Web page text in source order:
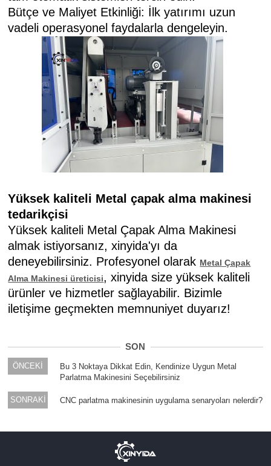
Bütçe ve Maliyet Etkinliği: İlk yatırımı uzun
vadeli operasyonel faydalarla dengeleyin.
Yüksek kaliteli Metal çapak alma makinesi
tedarikçisi
Yüksek kaliteli Metal Çapak Alma Makinesi
almak istiyorsanız, xinyida'yı da
deneyebilirsiniz. Profesyonel olarak Metal Çapak
Alma Makinesi üreticisi, xinyida size yüksek kaliteli
ürünler ve hizmetler sağlayabilir. Bizimle
iletişime geçmekten memnuniyet duyarız!
SON
ÖNCEKİ
Bu 3 Noktaya Dikkat Edin, Kendinize Uygun Metal
Parlatma Makinesini Seçebilirsiniz
SONRAKİ CNC parlatma makinesinin uygulama senaryoları nelerdir?